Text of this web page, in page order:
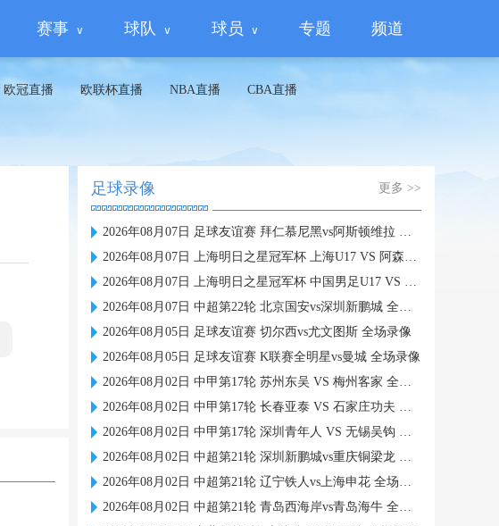
赛事 球队 球员 专题 频道
欧冠直播 欧联杯直播 NBA直播 CBA直播
足球录像 更多 >>
2026年08月07日 足球友谊赛 拜仁慕尼黑vs阿斯顿维拉 全场录像
2026年08月07日 上海明日之星冠军杯 上海U17 VS 阿森纳U17 全场录像
2026年08月07日 上海明日之星冠军杯 中国男足U17 VS 河床U17 全场录像
2026年08月07日 中超第22轮 北京国安vs深圳新鹏城 全场录像
2026年08月05日 足球友谊赛 切尔西vs尤文图斯 全场录像
2026年08月05日 足球友谊赛 K联赛全明星vs曼城 全场录像
2026年08月02日 中甲第17轮 苏州东吴 VS 梅州客家 全场录像
2026年08月02日 中甲第17轮 长春亚泰 VS 石家庄功夫 全场录像
2026年08月02日 中甲第17轮 深圳青年人 VS 无锡吴钩 全场录像
2026年08月02日 中超第21轮 深圳新鹏城vs重庆铜梁龙 全场录像
2026年08月02日 中超第21轮 辽宁铁人vs上海申花 全场录像
2026年08月02日 中超第21轮 青岛西海岸vs青岛海牛 全场录像